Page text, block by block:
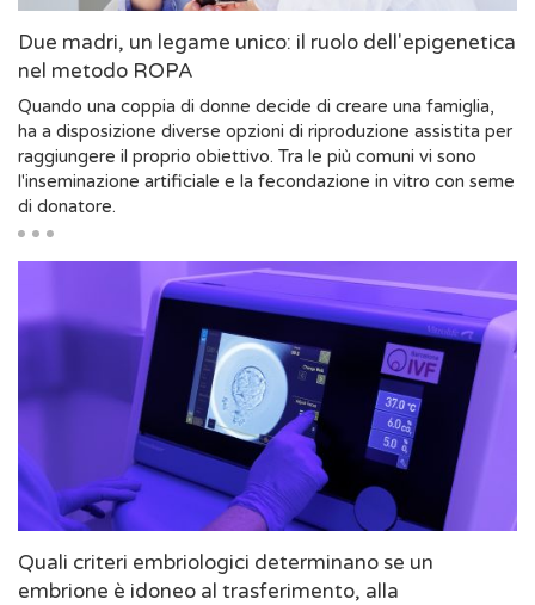
Due madri, un legame unico: il ruolo dell'epigenetica
nel metodo ROPA
Quando una coppia di donne decide di creare una famiglia,
ha a disposizione diverse opzioni di riproduzione assistita per
raggiungere il proprio obiettivo. Tra le più comuni vi sono
l'inseminazione artificiale e la fecondazione in vitro con seme
di donatore.
Quali criteri embriologici determinano se un
embrione è idoneo al trasferimento, alla